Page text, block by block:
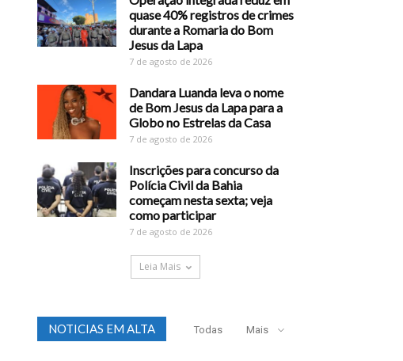
quase 40% registros de crimes
durante a Romaria do Bom
Jesus da Lapa
7 de agosto de 2026
Dandara Luanda leva o nome
de Bom Jesus da Lapa para a
Globo no Estrelas da Casa
7 de agosto de 2026
Inscrições para concurso da
Polícia Civil da Bahia
começam nesta sexta; veja
como participar
7 de agosto de 2026
Leia Mais
NOTICIAS EM ALTA Todas Mais